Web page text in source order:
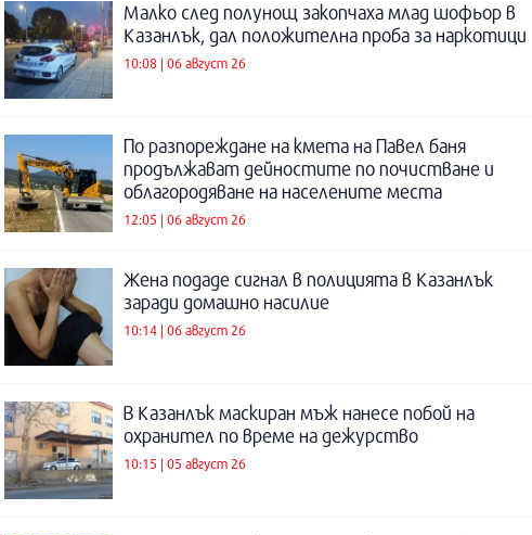
Малко след полунощ закопчаха млад шофьор в
Казанлък, дал положителна проба за наркотици
10:08 | 06 август 26
По разпореждане на кмета на Павел баня
продължават дейностите по почистване и
облагородяване на населените места
12:05 | 06 август 26
Жена подаде сигнал в полицията в Казанлък
заради домашно насилие
10:14 | 06 август 26
В Казанлък маскиран мъж нанесе побой на
охранител по време на дежурство
10:15 | 05 август 26